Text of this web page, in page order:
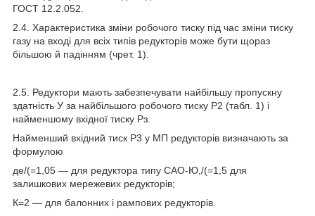
ГОСТ 12.2.052.
2.4. Характеристика зміни робочого тиску під час зміни тиску
газу на вході для всіх типів редукторів може бути щораз
більшою й падінням (чрет. 1).
2.5. Редуктори мають забезпечувати найбільшу пропускну
здатність У за найбільшого робочого тиску Р2 (табл. 1) і
найменшому вхідної тиску Рз.
Найменший вхідний тиск P3 у МП редукторів визначають за
формулою
де/(=1,05 — для редуктора типу САО-Ю,/(=1,5 для
залишкових мережевих редукторів;
К=2 — для балонних і рампових редукторів.